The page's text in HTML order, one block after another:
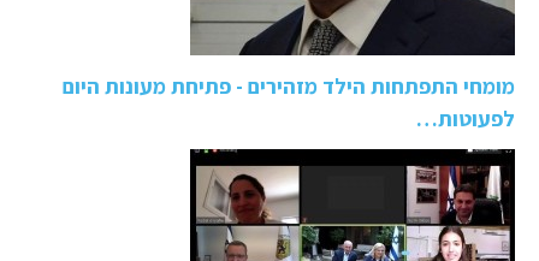
מומחי התפתחות הילד מזהירים - פתיחת מעונות היום
לפעוטות…